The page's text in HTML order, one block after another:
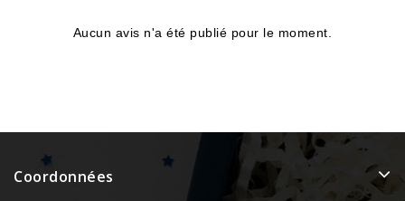
Aucun avis n'a été publié pour le moment.
Coordonnées